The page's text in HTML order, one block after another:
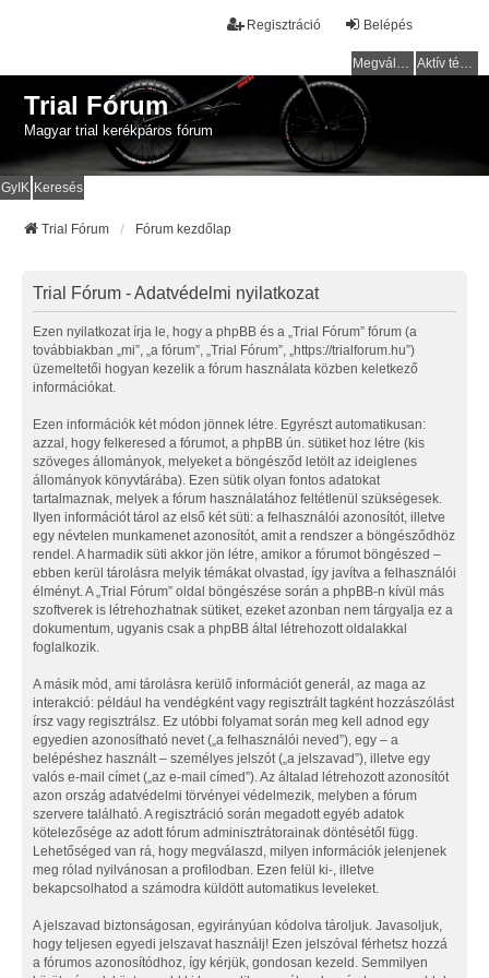
Belépés
Regisztráció
Megválaszolatlan témák Aktív témák
Trial Fórum
Magyar trial kerékpáros fórum
GyIK Keresés
Trial Fórum Fórum kezdőlap
Trial Fórum - Adatvédelmi nyilatkozat
Ezen nyilatkozat írja le, hogy a phpBB és a „Trial Fórum” fórum (a
továbbiakban „mi”, „a fórum”, „Trial Fórum”, „https://trialforum.hu”)
üzemeltetői hogyan kezelik a fórum használata közben keletkező
információkat.
Ezen információk két módon jönnek létre. Egyrészt automatikusan:
azzal, hogy felkeresed a fórumot, a phpBB ún. sütiket hoz létre (kis
szöveges állományok, melyeket a böngésződ letölt az ideiglenes
állományok könyvtárába). Ezen sütik olyan fontos adatokat
tartalmaznak, melyek a fórum használatához feltétlenül szükségesek.
Ilyen információt tárol az első két süti: a felhasználói azonosítót, illetve
egy névtelen munkamenet azonosítót, amit a rendszer a böngésződhöz
rendel. A harmadik süti akkor jön létre, amikor a fórumot böngészed –
ebben kerül tárolásra melyik témákat olvastad, így javítva a felhasználói
élményt. A „Trial Fórum” oldal böngészése során a phpBB-n kívül más
szoftverek is létrehozhatnak sütiket, ezeket azonban nem tárgyalja ez a
dokumentum, ugyanis csak a phpBB által létrehozott oldalakkal
foglalkozik.
A másik mód, ami tárolásra kerülő információt generál, az maga az
interakció: például ha vendégként vagy regisztrált tagként hozzászólást
írsz vagy regisztrálsz. Ez utóbbi folyamat során meg kell adnod egy
egyedien azonosítható nevet („a felhasználói neved”), egy – a
belépéshez használt – személyes jelszót („a jelszavad”), illetve egy
valós e-mail címet („az e-mail címed”). Az általad létrehozott azonosítót
azon ország adatvédelmi törvényei védelmezik, melyben a fórum
szervere található. A regisztráció során megadott egyéb adatok
kötelezősége az adott fórum adminisztrátorainak döntésétől függ.
Lehetőséged van rá, hogy megválaszd, milyen információk jelenjenek
meg rólad nyilvánosan a profilodban. Ezen felül ki-, illetve
bekapcsolhatod a számodra küldött automatikus leveleket.
A jelszavad biztonságosan, egyirányúan kódolva tároljuk. Javasoljuk,
hogy teljesen egyedi jelszavat használj! Ezen jelszóval férhetsz hozzá
a fórumos azonosítódhoz, így kérjük, gondosan kezeld. Semmilyen